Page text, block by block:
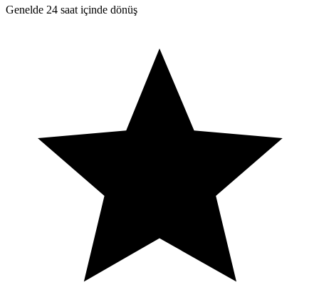
Genelde 24 saat içinde dönüş